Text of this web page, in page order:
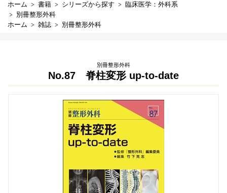
ホーム
書籍 シリーズから探す
臨床医学：外科系
別冊整形外科
ホーム
雑誌 別冊整形外科
別冊整形外科
No.87 脊柱変形 up-to-date